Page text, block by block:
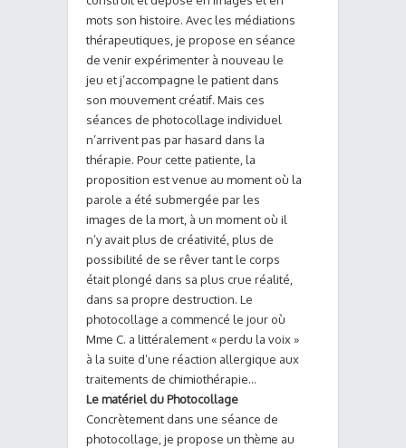
mots son histoire. Avec les médiations
thérapeutiques, je propose en séance
de venir expérimenter à nouveau le
jeu et j’accompagne le patient dans
son mouvement créatif. Mais ces
séances de photocollage individuel
n’arrivent pas par hasard dans la
thérapie. Pour cette patiente, la
proposition est venue au moment où la
parole a été submergée par les
images de la mort, à un moment où il
n’y avait plus de créativité, plus de
possibilité de se rêver tant le corps
était plongé dans sa plus crue réalité,
dans sa propre destruction. Le
photocollage a commencé le jour où
Mme C. a littéralement « perdu la voix »
à la suite d’une réaction allergique aux
traitements de chimiothérapie…
Le matériel du Photocollage
Concrètement dans une séance de
photocollage, je propose un thème au